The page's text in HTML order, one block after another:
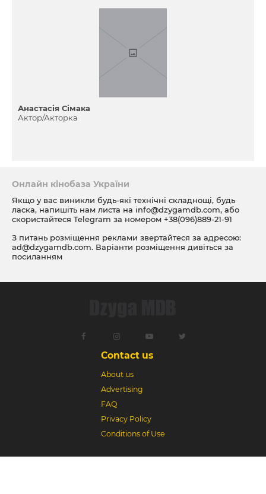
Анастасія Сімака
Актор/Акторка
Онлайн кінобаза України
Якщо у вас виникли будь-які технічні складнощі, будь
ласка, напишіть нам листа на info@dzygamdb.com, або
скористайтеся Telegram за номером +38(096)889-21-91
З питань розміщення реклами звертайтеся за адресою:
ad@dzygamdb.com. Варіанти розміщення дивіться за
посиланням
Contact us
About us
Advertising
FAQ
Privacy Policy
Conditions of Use